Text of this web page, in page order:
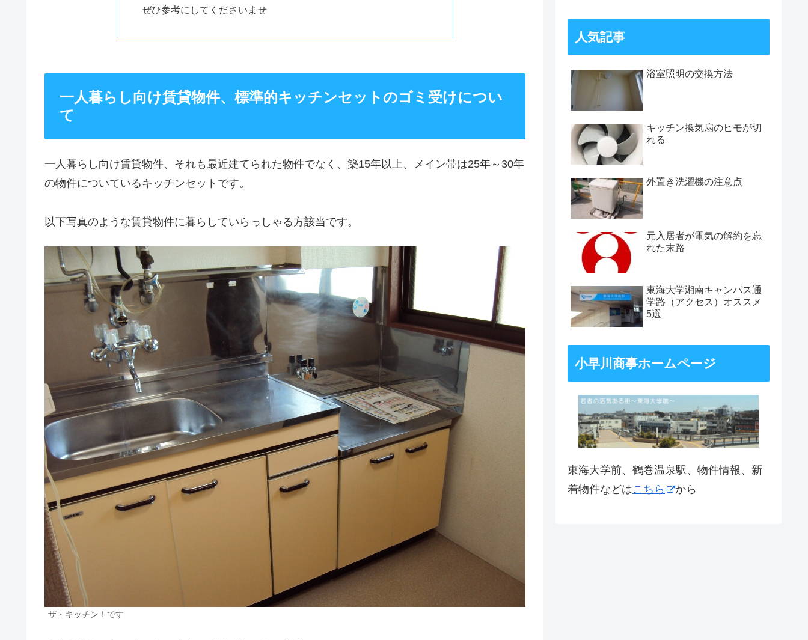
ぜひ参考にしてくださいませ
一人暮らし向け賃貸物件、標準的キッチンセットのゴミ受けについ
て
一人暮らし向け賃貸物件、それも最近建てられた物件でなく、築15年以上、メイン帯は25年～30年
の物件についているキッチンセットです。
以下写真のような賃貸物件に暮らしていらっしゃる方該当です。
ザ・キッチン！です
人気記事
浴室照明の交換方法
キッチン換気扇のヒモが切
れる
外置き洗濯機の注意点
元入居者が電気の解約を忘
れた末路
東海大学湘南キャンパス通
学路（アクセス）オススメ
5選
小早川商事ホームページ
東海大学前、鶴巻温泉駅、物件情報、新
着物件などはこちら から